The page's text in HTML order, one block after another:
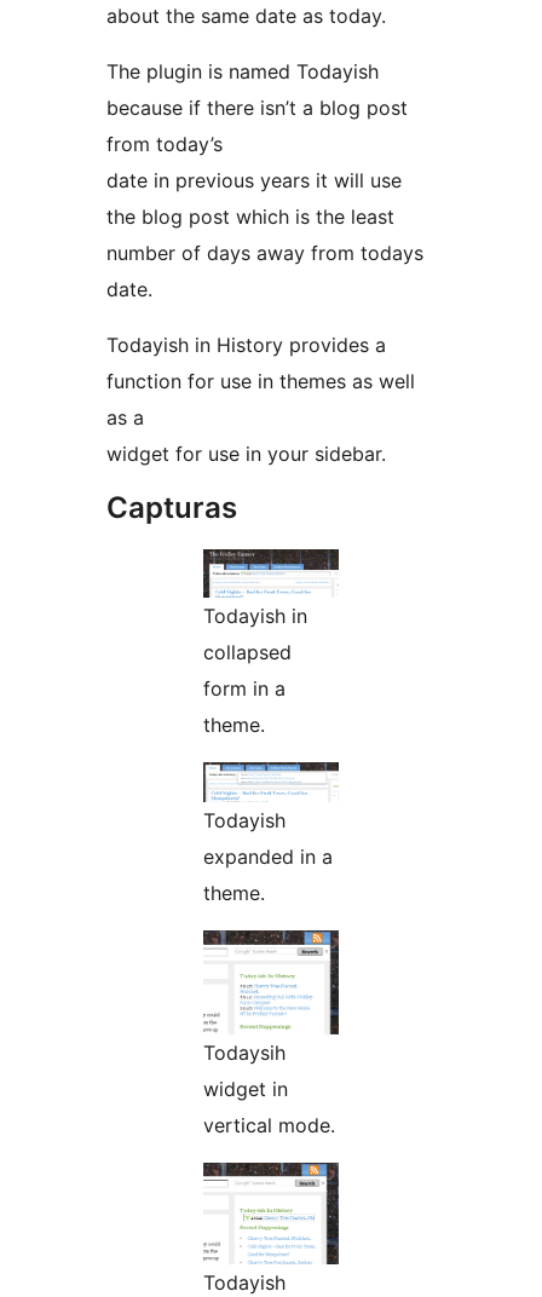
about the same date as today.
The plugin is named Todayish
because if there isn’t a blog post
from today’s
date in previous years it will use
the blog post which is the least
number of days away from todays
date.
Todayish in History provides a
function for use in themes as well
as a
widget for use in your sidebar.
Capturas
Todayish in
collapsed
form in a
theme.
Todayish
expanded in a
theme.
Todaysih
widget in
vertical mode.
Todayish